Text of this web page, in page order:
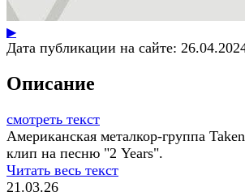
▶
Дата публикации на сайте:
Описание
смотреть текст
Американская металкор-группа
клип на песню "2 Years".
Читать весь текст
21.03.26